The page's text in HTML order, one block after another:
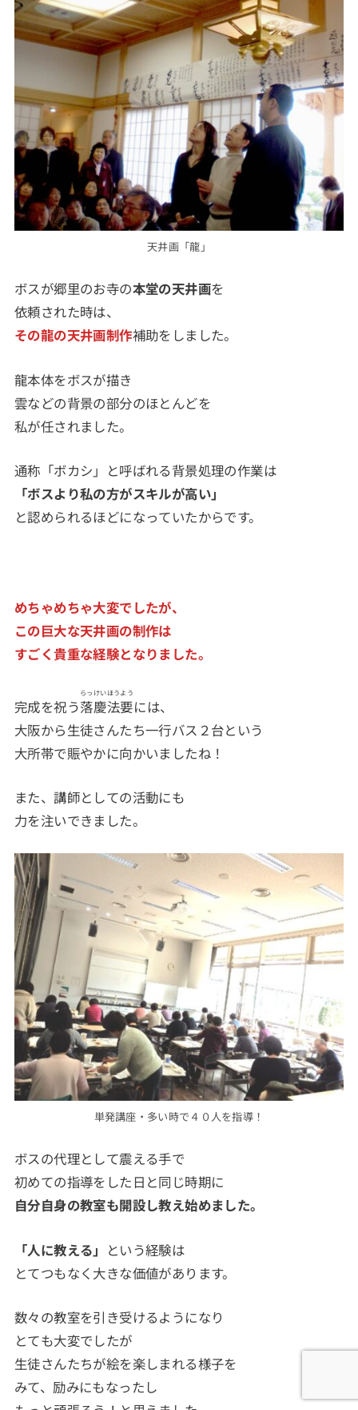
天井画「龍」
ボスが郷里のお寺の本堂の天井画を
依頼された時は、
その龍の天井画制作補助をしました。
龍本体をボスが描き
雲などの背景の部分のほとんどを
私が任されました。
通称「ボカシ」と呼ばれる背景処理の作業は
「ボスより私の方がスキルが高い」
と認められるほどになっていたからです。
めちゃめちゃ大変でしたが、
この巨大な天井画の制作は
すごく貴重な経験となりました。
完成を祝う落慶法要
らっけいほうよう
には、
大阪から生徒さんたち一行バス２台という
大所帯で賑やかに向かいましたね！
また、講師としての活動にも
力を注いできました。
単発講座・多い時で４０人を指導！
ボスの代理として震える手で
初めての指導をした日と同じ時期に
自分自身の教室も開設し教え始めました。
「人に教える」 という経験は
とてつもなく大きな価値があります。
数々の教室を引き受けるようになり
とても大変でしたが
生徒さんたちが絵を楽しまれる様子を
みて、励みにもなったし